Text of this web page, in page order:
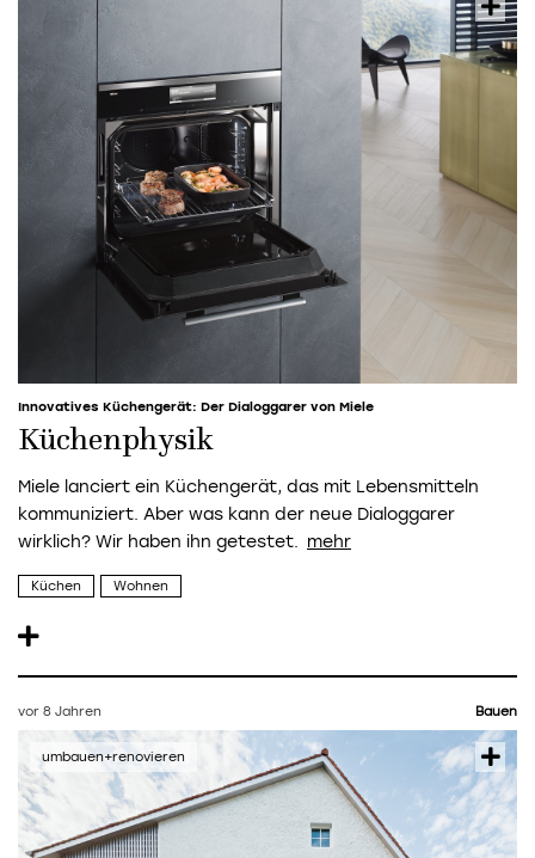
Innovatives Küchengerät: Der Dialoggarer von Miele
Küchenphysik
Miele lanciert ein Küchengerät, das mit Lebensmitteln
kommuniziert. Aber was kann der neue Dialoggarer
wirklich? Wir haben ihn getestet.
Küchen Wohnen
vor 8 Jahren Bauen